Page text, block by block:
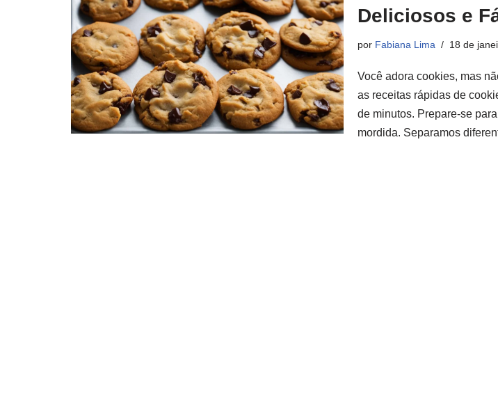
Deliciosos e
por Fabiana Lima 18 de
Você adora cookies, mas
as receitas rápidas de
de minutos. Prepare-se
mordida. Separamos